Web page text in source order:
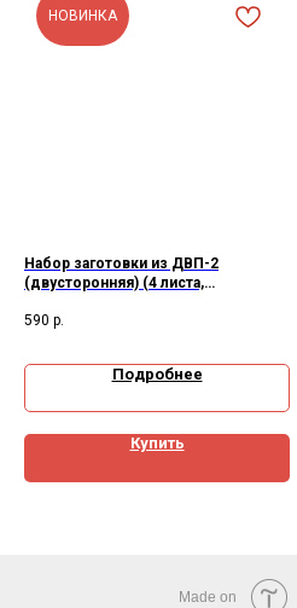
НОВИНКА
Набор заготовки из ДВП-2
(двусторонняя) (4 листа,
590 р.
Подробнее
Купить
Made on